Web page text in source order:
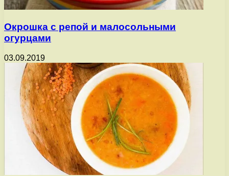
Окрошка с репой и малосольными
огурцами
03.09.2019